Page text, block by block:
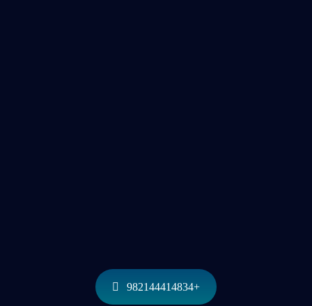
+982144414834